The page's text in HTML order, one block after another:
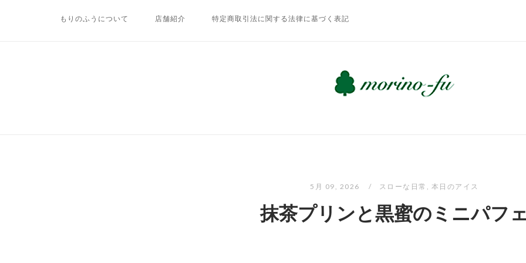
もりのふうについて 店舗紹介 特定商取引法に関する法律に基づく表記
5月 09, 2026 スローな日常 , 本日のアイス
抹茶プリンと黒蜜のミニパフ